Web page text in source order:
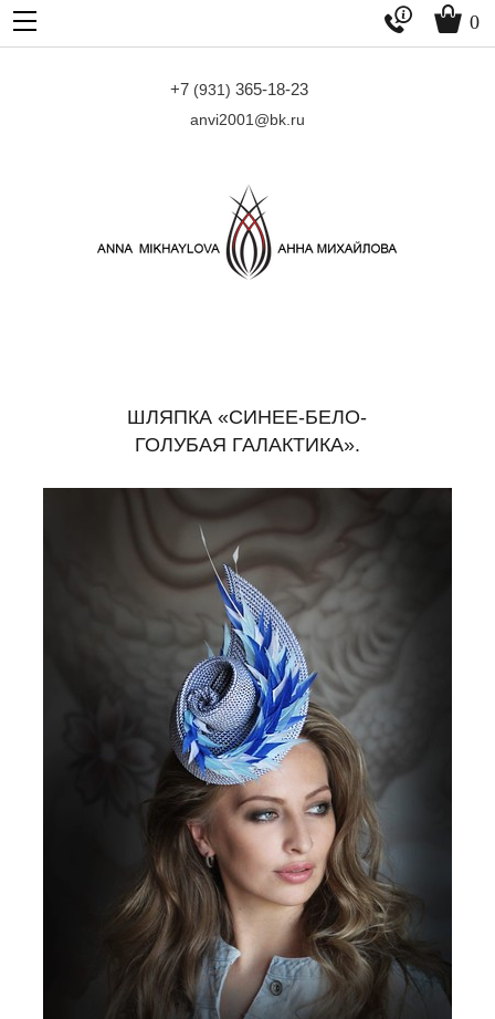
+7 (931) 365-18-23
anvi2001@bk.ru
  0
ШЛЯПКА «СИНЕЕ-БЕЛО-
ГОЛУБАЯ ГАЛАКТИКА».